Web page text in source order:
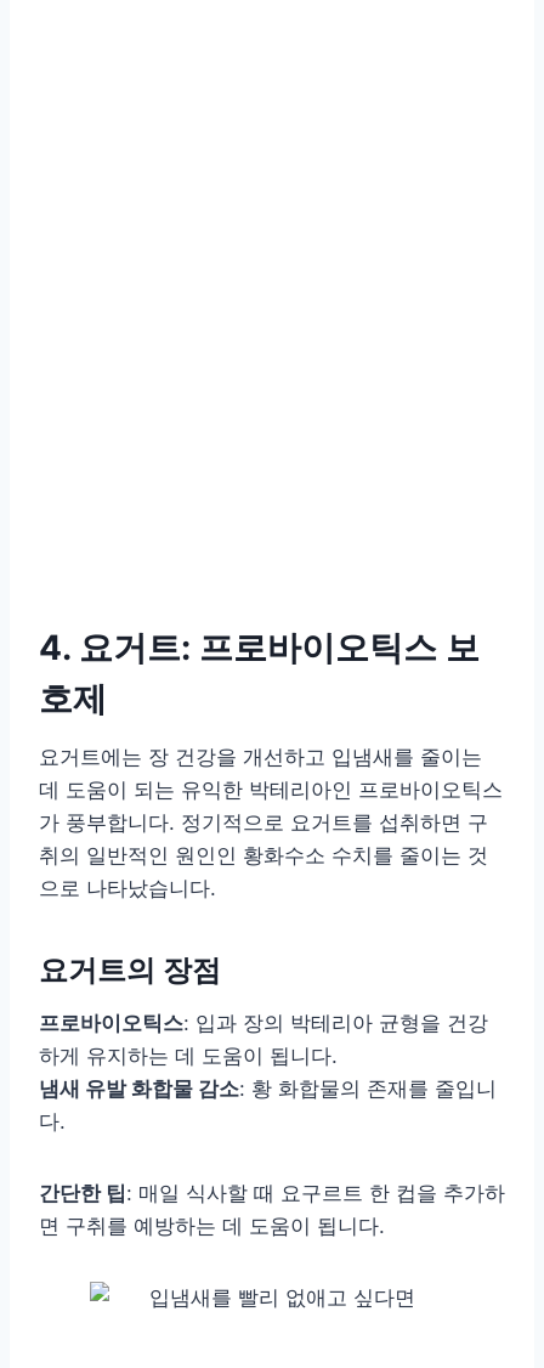
4. 요거트: 프로바이오틱스 보
호제
요거트에는 장 건강을 개선하고 입냄새를 줄이는
데 도움이 되는 유익한 박테리아인 프로바이오틱스
가 풍부합니다. 정기적으로 요거트를 섭취하면 구
취의 일반적인 원인인 황화수소 수치를 줄이는 것
으로 나타났습니다.
요거트의 장점
프로바이오틱스: 입과 장의 박테리아 균형을 건강
하게 유지하는 데 도움이 됩니다.
냄새 유발 화합물 감소: 황 화합물의 존재를 줄입니
다.
간단한 팁: 매일 식사할 때 요구르트 한 컵을 추가하
면 구취를 예방하는 데 도움이 됩니다.